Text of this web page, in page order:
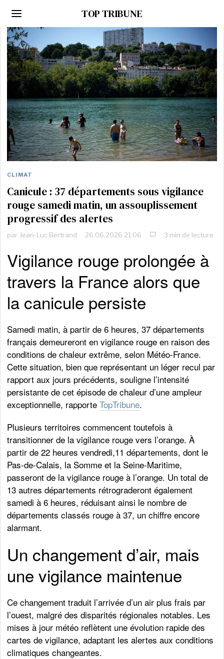
TOP TRIBUNE
CLIMAT
Canicule : 37 départements sous vigilance
rouge samedi matin, un assouplissement
progressif des alertes
par Jean-Luc Bertrand 26.06.2026 21:06 3 min de lecture
Vigilance rouge prolongée à
travers la France alors que
la canicule persiste
Samedi matin, à partir de 6 heures, 37 départements
français demeureront en vigilance rouge en raison des
conditions de chaleur extrême, selon Météo-France.
Cette situation, bien que représentant un léger recul par
rapport aux jours précédents, souligne l’intensité
persistante de cet épisode de chaleur d’une ampleur
exceptionnelle, rapporteTopTribune.
Plusieurs territoires commencent toutefois à
transitionner de la vigilance rouge vers l’orange. À
partir de 22 heures vendredi,11 départements, dont le
Pas-de-Calais, la Somme et la Seine-Maritime,
passeront de la vigilance rouge à l’orange. Un total de
13 autres départements rétrograderont également
samedi à 6 heures, réduisant ainsi le nombre de
départements classés rouge à 37, un chiffre encore
alarmant.
Un changement d’air, mais
une vigilance maintenue
Ce changement traduit l’arrivée d’un air plus frais par
l’ouest, malgré des disparités régionales notables. Les
mises à jour météo reflètent une évolution rapide des
cartes de vigilance, adaptant les alertes aux conditions
climatiques changeantes.